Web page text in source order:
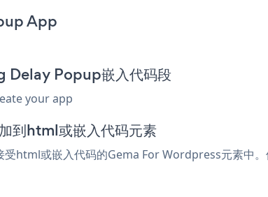
App
Popup嵌入代码段
your app
到html或嵌入代码元素
html或嵌入代码的Gema For Wordpress元素中